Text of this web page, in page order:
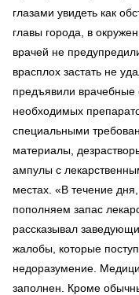
глазами увидеть как
главы города, в
врачей не
врасплох застать не
предъявили врачебные
необходимых
специальными
материалы,
ампулы с
местах. «В течение
пополняем запас
рассказывал
жалобы, которые
недоразумение.
заполнен. Кроме